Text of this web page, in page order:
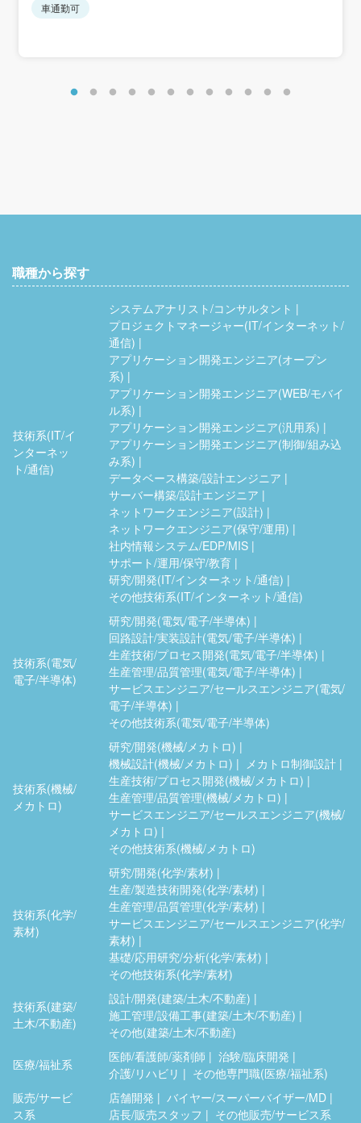
車通勤可
職種から探す
技術系(IT/イ
ンターネッ
ト/通信)
システムアナリスト/コンサルタント
プロジェクトマネージャー(IT/インターネット/
通信)
アプリケーション開発エンジニア(オープン
系)
アプリケーション開発エンジニア(WEB/モバイ
ル系)
アプリケーション開発エンジニア(汎用系)
アプリケーション開発エンジニア(制御/組み込
み系)
データベース構築/設計エンジニア
サーバー構築/設計エンジニア
ネットワークエンジニア(設計)
ネットワークエンジニア(保守/運用)
社内情報システム/EDP/MIS
サポート/運用/保守/教育
研究/開発(IT/インターネット/通信)
その他技術系(IT/インターネット/通信)
技術系(電気/
電子/半導体)
研究/開発(電気/電子/半導体)
回路設計/実装設計(電気/電子/半導体)
生産技術/プロセス開発(電気/電子/半導体)
生産管理/品質管理(電気/電子/半導体)
サービスエンジニア/セールスエンジニア(電気/
電子/半導体)
その他技術系(電気/電子/半導体)
技術系(機械/
メカトロ)
研究/開発(機械/メカトロ)
機械設計(機械/メカトロ)
メカトロ制御設計
生産技術/プロセス開発(機械/メカトロ)
生産管理/品質管理(機械/メカトロ)
サービスエンジニア/セールスエンジニア(機械/
メカトロ)
その他技術系(機械/メカトロ)
技術系(化学/
素材)
研究/開発(化学/素材)
生産/製造技術開発(化学/素材)
生産管理/品質管理(化学/素材)
サービスエンジニア/セールスエンジニア(化学/
素材)
基礎/応用研究/分析(化学/素材)
その他技術系(化学/素材)
技術系(建築/
土木/不動産)
設計/開発(建築/土木/不動産)
施工管理/設備工事(建築/土木/不動産)
その他(建築/土木/不動産)
医療/福祉系
医師/看護師/薬剤師
治験/臨床開発
介護/リハビリ
その他専門職(医療/福祉系)
販売/サービ
ス系
店舗開発
バイヤー/スーパーバイザー/MD
店長/販売スタッフ
その他販売/サービス系